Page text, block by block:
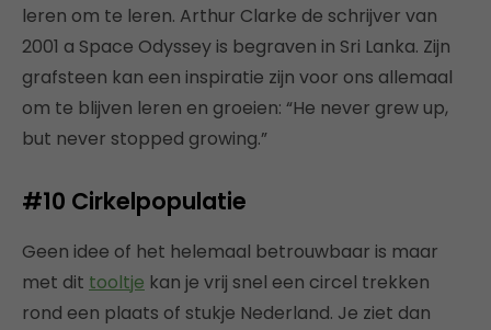
leren om te leren. Arthur Clarke de schrijver van
2001 a Space Odyssey is begraven in Sri Lanka. Zijn
grafsteen kan een inspiratie zijn voor ons allemaal
om te blijven leren en groeien: “He never grew up,
but never stopped growing.”
#10 Cirkelpopulatie
Geen idee of het helemaal betrouwbaar is maar
met dit tooltje kan je vrij snel een circel trekken
rond een plaats of stukje Nederland. Je ziet dan